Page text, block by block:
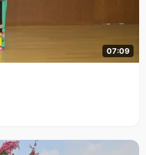
07:09